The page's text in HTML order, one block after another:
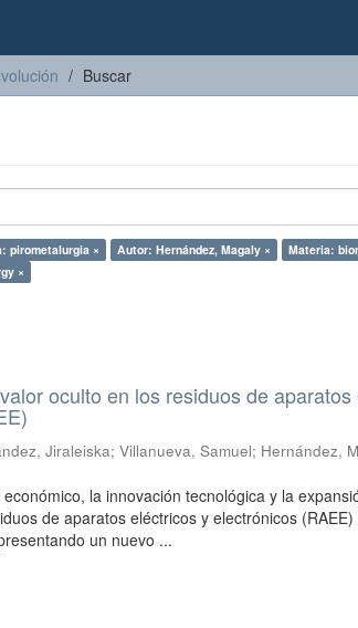
Buscar
pirometalurgia × Autor: Hernández, Magaly ×
Materia:
×
oculto en los residuos de
Jiraleiska;Villanueva, Samuel; Hernández,
la innovación tecnológica y la
de aparatos eléctricos y electrónicos
un nuevo ...